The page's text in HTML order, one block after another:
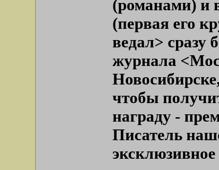
(романами) и
(первая его
ведал> сразу
журнала
чтобы
награду -
Писатель